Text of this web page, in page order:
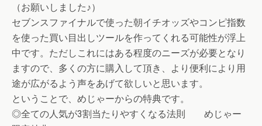
（お願いしました♪）
セブンスファイナルで使った朝イチオッズやコンピ指数
を使った買い目出しツールを作ってくれる可能性が浮上
中です。ただしこれにはある程度のニーズが必要となり
ますので、多くの方に購入して頂き、より便利により用
途が広がるよう声をあげて欲しいと思います。
ということで、めじゃーからの特典です。
◎全ての人気が3割当たりやすくなる法則 めじゃー